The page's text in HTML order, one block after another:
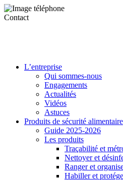
Contact
L’entreprise
Qui sommes-nous
Engagements
Actualités
Vidéos
Astuces
Produits de sécurité alimentaire
Guide 2025-2026
Les produits
Traçabilité et
Nettoyer et
Ranger et
Habiller et